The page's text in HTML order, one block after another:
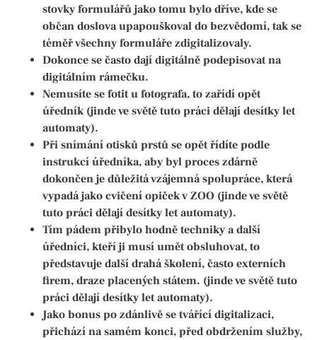
stovky formulářů jako tomu bylo dříve, kde se
občan doslova upapouškoval do bezvědomí, tak se
téměř všechny formuláře zdigitalizovaly.
Dokonce se často dají digitálně podepisovat na
digitálním rámečku.
Nemusíte se fotit u fotografa, to zařídí opět
úředník (jinde ve světě tuto práci dělají desítky let
automaty).
Při snímání otisků prstů se opět řídíte podle
instrukcí úředníka, aby byl proces zdárně
dokončen je důležitá vzájemná spolupráce, která
vypadá jako cvičení opiček v ZOO (jinde ve světě
tuto práci dělají desítky let automaty).
Tím pádem přibylo hodně techniky a další
úředníci, kteří ji musí umět obsluhovat, to
představuje další drahá školení, často externích
firem, draze placených státem. (jinde ve světě tuto
práci dělají desítky let automaty).
Jako bonus po zdánlivě se tvářící digitalizaci,
přichází na samém konci, před obdržením služby,